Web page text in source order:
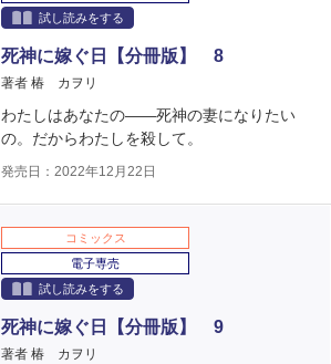
試し読みをする
死神に嫁ぐ日【分冊版】 8
著者 椿 カヲリ
わたしはあなたの――死神の妻になりたい
の。だからわたしを殺して。
発売日：2022年12月22日
コミックス
電子専売
試し読みをする
死神に嫁ぐ日【分冊版】 9
著者 椿 カヲリ